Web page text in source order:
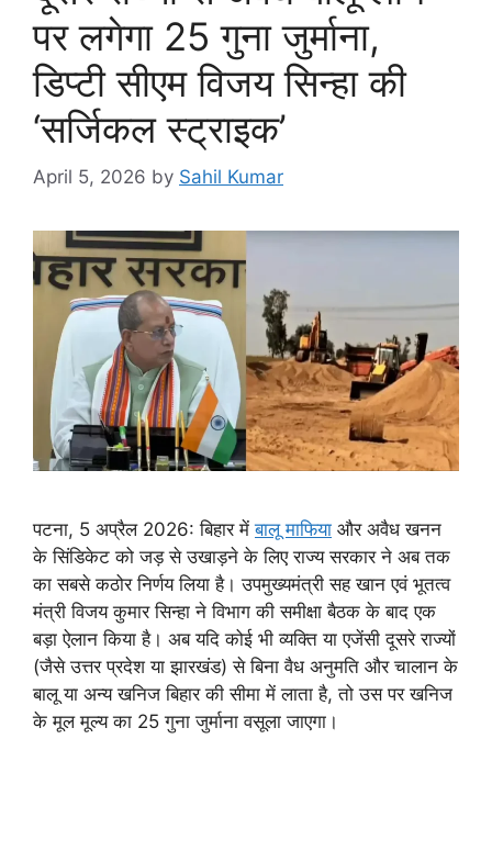
पर लगेगा 25 गुना जुर्माना,
डिप्टी सीएम विजय सिन्हा की
‘सर्जिकल स्ट्राइक’
April 5, 2026 by Sahil Kumar
पटना, 5 अप्रैल 2026: बिहार मेंबालू माफिया और अवैध खनन
के सिंडिकेट को जड़ से उखाड़ने के लिए राज्य सरकार ने अब तक
का सबसे कठोर निर्णय लिया है। उपमुख्यमंत्री सह खान एवं भूतत्व
मंत्री विजय कुमार सिन्हा ने विभाग की समीक्षा बैठक के बाद एक
बड़ा ऐलान किया है। अब यदि कोई भी व्यक्ति या एजेंसी दूसरे राज्यों
(जैसे उत्तर प्रदेश या झारखंड) से बिना वैध अनुमति और चालान के
बालू या अन्य खनिज बिहार की सीमा में लाता है, तो उस पर खनिज
के मूल मूल्य का 25 गुना जुर्माना वसूला जाएगा।